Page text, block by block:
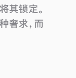
其锁定。
奢求，而